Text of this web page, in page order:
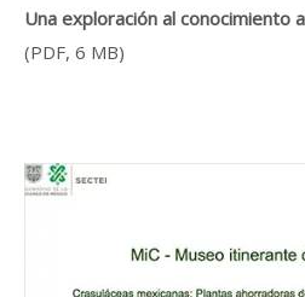
Una exploración al conocimiento
(PDF, 6 MB)